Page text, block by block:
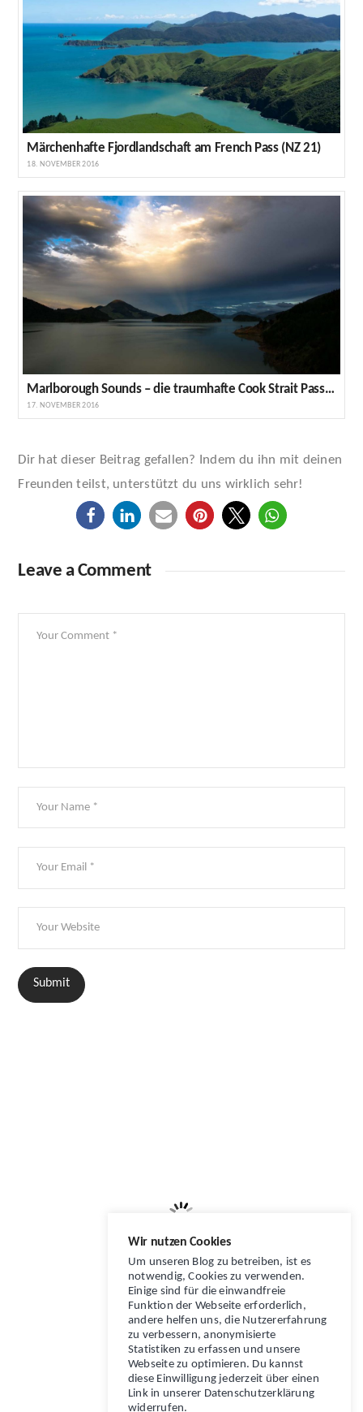
Märchenhafte Fjordlandschaft am French Pass (NZ 21)
18. NOVEMBER 2016
Marlborough Sounds – die traumhafte Cook Strait Passage & Elaine Bay (NZ 20)
17. NOVEMBER 2016
Dir hat dieser Beitrag gefallen? Indem du ihn mit deinen
Freunden teilst, unterstützt du uns wirklich sehr!
Leave a Comment
Wir nutzen Cookies
Um unseren Blog zu betreiben, ist es
notwendig, Cookies zu verwenden.
Einige sind für die einwandfreie
Funktion der Webseite erforderlich,
andere helfen uns, die Nutzererfahrung
zu verbessern, anonymisierte
Statistiken zu erfassen und unsere
Webseite zu optimieren. Du kannst
diese Einwilligung jederzeit über einen
Link in unserer Datenschutzerklärung
widerrufen.